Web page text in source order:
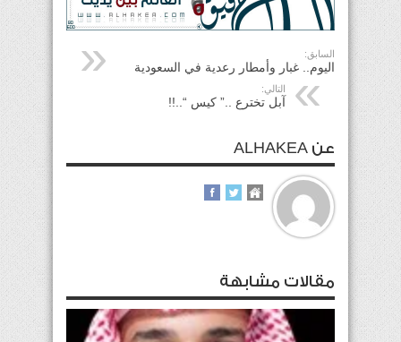
السابق:
اليوم.. غبار وأمطار رعدية في السعودية
التالي:
آبل تخترع ..” كيس “..!!
عن ALHAKEA
مقالات مشابهة